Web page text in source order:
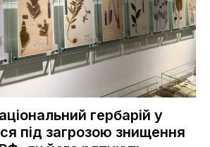
гербарій у
під загрозою знищення